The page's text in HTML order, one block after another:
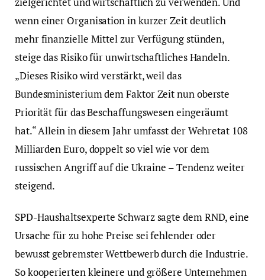
wenn einer Organisation in kurzer Zeit deutlich
mehr finanzielle Mittel zur Verfügung stünden,
steige das Risiko für unwirtschaftliches Handeln.
„Dieses Risiko wird verstärkt, weil das
Bundesministerium dem Faktor Zeit nun oberste
Priorität für das Beschaffungswesen eingeräumt
hat.“ Allein in diesem Jahr umfasst der Wehretat 108
Milliarden Euro, doppelt so viel wie vor dem
russischen Angriff auf die Ukraine – Tendenz weiter
steigend.
SPD-Haushaltsexperte Schwarz sagte dem RND, eine
Ursache für zu hohe Preise sei fehlender oder
bewusst gebremster Wettbewerb durch die Industrie.
So kooperierten kleinere und größere Unternehmen